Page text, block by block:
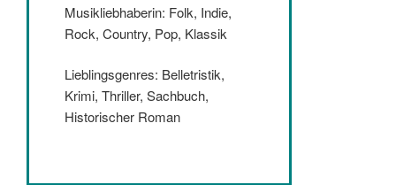
Musikliebhaberin: Folk, Indie,
Rock, Country, Pop, Klassik
Lieblingsgenres: Belletristik,
Krimi, Thriller, Sachbuch,
Historischer Roman